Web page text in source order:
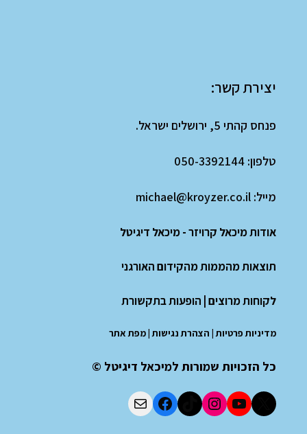
יצירת קשר:
פנחס קהתי 5, ירושלים ישראל.
טלפון: 050-3392144
מייל: michael@kroyzer.co.il
אודות מיכאל קרויזר - מיכאל דיגיטל
תוצאות מהממות מהקידום האורגני
לקוחות מרוצים| הופעות בתקשורת
מדיניות פרטיות| הצהרת נגישות|מפת אתר
כל הזכויות שמורות למיכאל דיגיטל ©